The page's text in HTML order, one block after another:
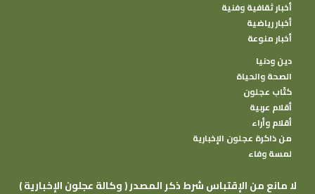
أخبار ثقافية وفنية
أخبار رياضية
أخبار منوعة
دين ودنيا
الصحة والحياة
كتًاب عجلون
أقلام عربية
أقلام وأراء
من ذاكرة عجلون الإخبارية
لمسة وفاء
( وكالة عجلون الإخبارية ) لا مانع من الإقتباس شرط ذكر المصدر